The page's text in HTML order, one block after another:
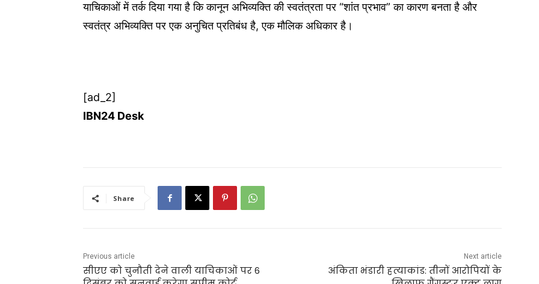
याचिकाओं में तर्क दिया गया है कि कानून अभिव्यक्ति की स्वतंत्रता पर “शांत प्रभाव” का कारण बनता है और
स्वतंत्र अभिव्यक्ति पर एक अनुचित प्रतिबंध है, एक मौलिक अधिकार है।
[ad_2]
IBN24 Desk
Share
Previous article
सीएए को चुनौती देने वाली याचिकाओं पर 6
Next article
अंकिता भंडारी हत्याकांड: तीनों आरोपियों के